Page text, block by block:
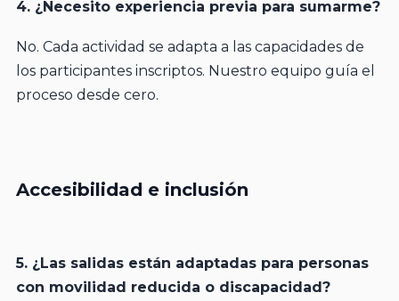
4. ¿Necesito experiencia previa para sumarme?
No. Cada actividad se adapta a las capacidades de
los participantes inscriptos. Nuestro equipo guía el
proceso desde cero.
Accesibilidad e inclusión
5. ¿Las salidas están adaptadas para personas
con movilidad reducida o discapacidad?